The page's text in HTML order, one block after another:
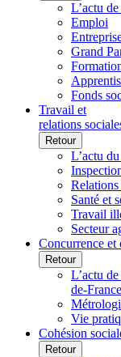
L’actu
Emploi
Grand
Fonds
Travail et
relations
Retour
L’actu
Santé et
Travail
Secteur
Concurrence et
Retour
L’actu
de-France
Vie
Cohésion
Retour